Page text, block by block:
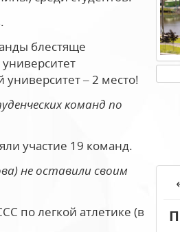
блестяще
– 2 место!
команд по
участие 19 команд.
не оставили своим
по легкой атлетике (в